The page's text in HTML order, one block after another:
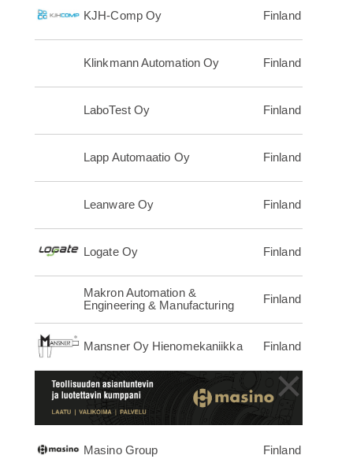
KJH-Comp Oy Finland
Klinkmann Automation Oy Finland
LaboTest Oy Finland
Lapp Automaatio Oy Finland
Leanware Oy Finland
Logate Oy Finland
Makron Automation &
Engineering & Manufacturing
Finland
Mansner Oy Hienomekaniikka Finland
×
Masino Group Finland